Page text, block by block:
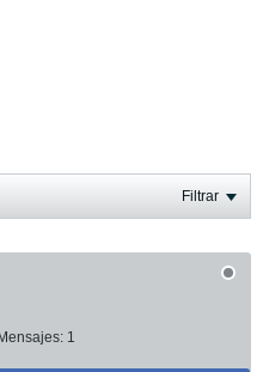
Filtrar
Mensajes: 1